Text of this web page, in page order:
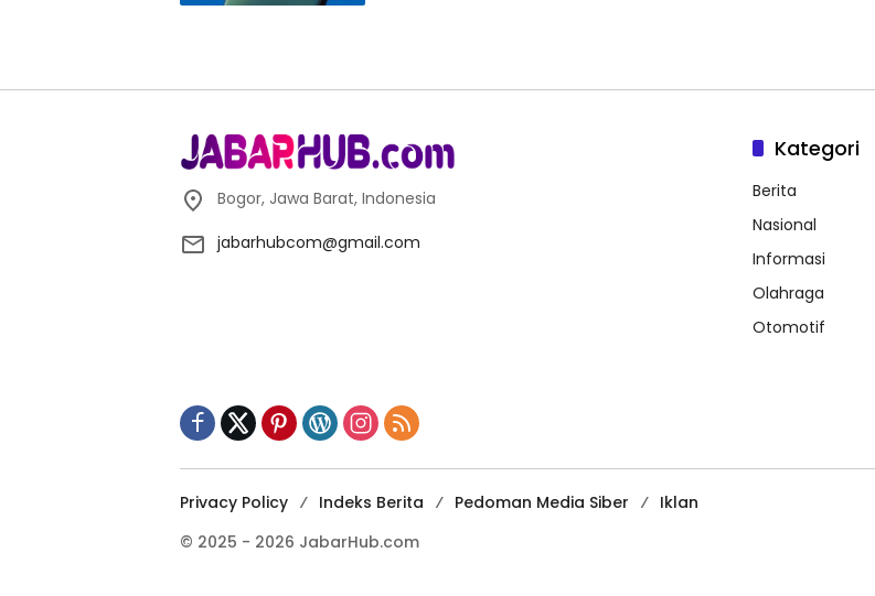
Bogor, Jawa Barat, Indonesia
jabarhubcom@gmail.com
Kategori
Berita
Nasional
Informasi
Olahraga
Otomotif
Privacy Policy Indeks Berita Pedoman Media Siber
Iklan
© 2025 - 2026 JabarHub.com